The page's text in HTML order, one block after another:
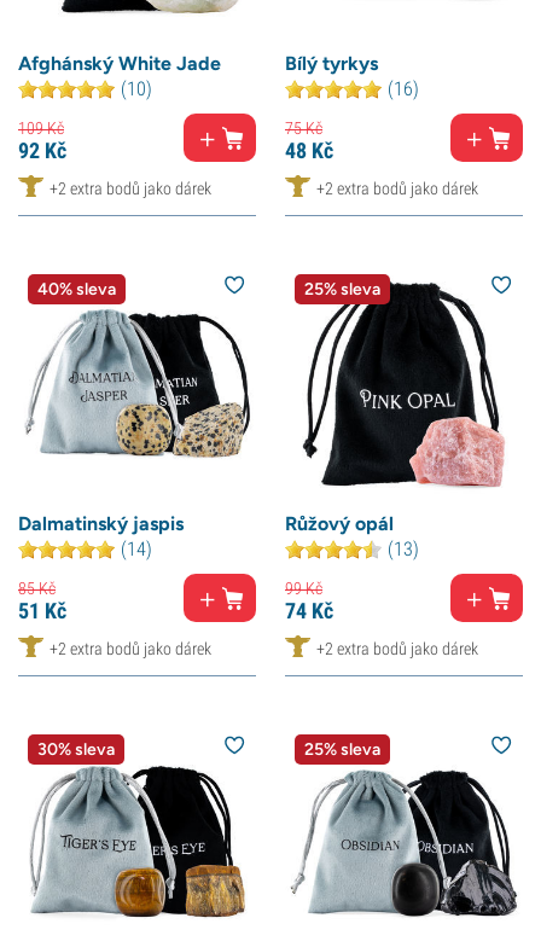
Afghánský White Jade
(10)
109Kč
92 Kč
+2 extra bodů jako dárek
Bílý tyrkys
(16)
75Kč
48 Kč
+2 extra bodů jako dárek
40% sleva
Dalmatinský jaspis
(14)
85Kč
51 Kč
+2 extra bodů jako dárek
25% sleva
Růžový opál
(13)
99Kč
74 Kč
+2 extra bodů jako dárek
30% sleva 25% sleva